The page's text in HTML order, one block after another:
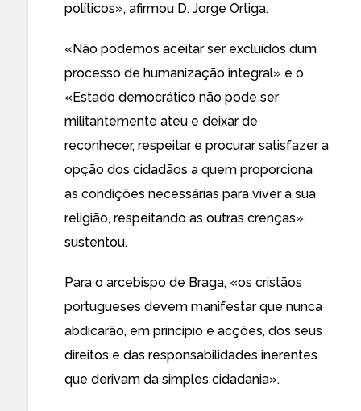
políticos», afirmou D. Jorge Ortiga.
«Não podemos aceitar ser excluídos dum
processo de humanização integral» e o
«Estado democrático não pode ser
militantemente ateu e deixar de
reconhecer, respeitar e procurar satisfazer a
opção dos cidadãos a quem proporciona
as condições necessárias para viver a sua
religião, respeitando as outras crenças»,
sustentou.
Para o arcebispo de Braga, «os cristãos
portugueses devem manifestar que nunca
abdicarão, em princípio e acções, dos seus
direitos e das responsabilidades inerentes
que derivam da simples cidadania».